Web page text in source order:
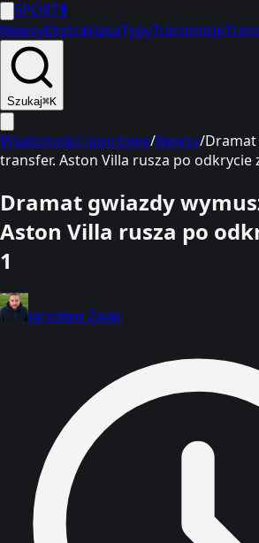
SPORT1
NewsyEkstraklasaTypyTransmisje
Szukaj⌘K
Wiadomości sportowe/Newsy/
transfer. Aston Villa rusza po odkrycie
Dramat gwiazdy
Aston Villa rusza po
1
Jarosław Zając